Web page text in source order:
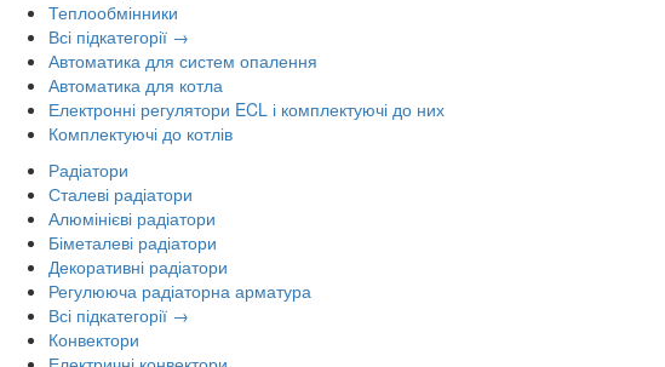
Теплообмінники
Всі підкатегорії →
Автоматика для систем опалення
Автоматика для котла
Електронні регулятори ECL і комплектуючі до них
Комплектуючі до котлів
Радіатори
Сталеві радіатори
Алюмінієві радіатори
Біметалеві радіатори
Декоративні радіатори
Регулююча радіаторна арматура
Всі підкатегорії →
Конвектори